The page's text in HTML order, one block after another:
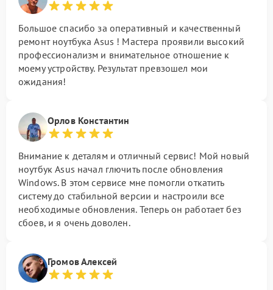
Большое спасибо за оперативный и качественный
ремонт ноутбука Asus ! Мастера проявили высокий
профессионализм и внимательное отношение к
моему устройству. Результат превзошел мои
ожидания!
Орлов Константин
Внимание к деталям и отличный сервис! Мой новый
ноутбук Asus начал глючить после обновления
Windows. В этом сервисе мне помогли откатить
систему до стабильной версии и настроили все
необходимые обновления. Теперь он работает без
сбоев, и я очень доволен.
Громов Алексей